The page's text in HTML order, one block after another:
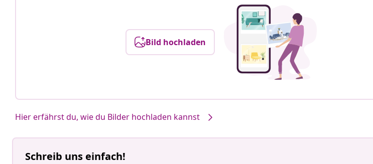
Bild hochladen
Hier erfährst du, wie du Bilder hochladen kannst
Schreib uns einfach!